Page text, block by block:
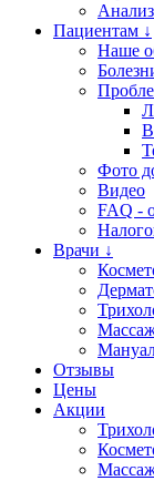
Пациентам ↓
Наше
Фото
Видео
FAQ -
Врачи ↓
Отзывы
Цены
Акции